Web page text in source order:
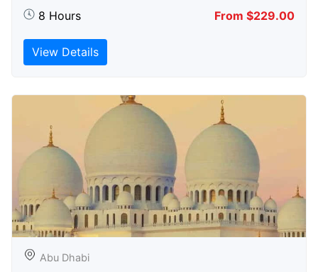
8 Hours From $229.00
View Details
Abu Dhabi